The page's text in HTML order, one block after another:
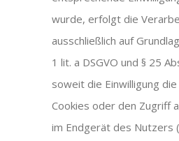
wurde, erfolgt die
ausschließlich auf
1 lit. a DSGVO und § 25
soweit die Einwilligung
Cookies oder den Zugriff
im Endgerät des Nutzers